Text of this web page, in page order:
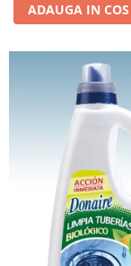
ADAUGA IN COS